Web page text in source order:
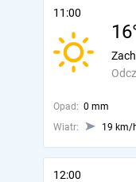
11:00
Opad: 0 mm
Wiatr:
19 km/
12:00